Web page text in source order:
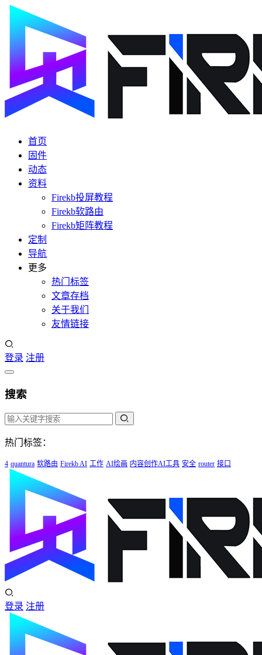
首页
固件
动态
资料
Firekb投屏教程
Firekb软路由
Firekb矩阵教程
定制
导航
更多
热门标签
文章存档
关于我们
友情链接
登录 注册
搜索
热门标签：
4 quantura 软路由 Firekb AI 工作 AI绘画 内容创作AI工具 安全 router 接口
登录 注册